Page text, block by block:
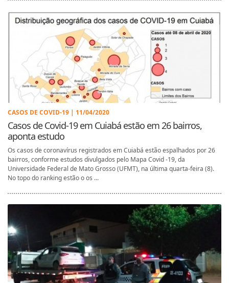
CASOS DE COVID-19 | 11/04/2020
Casos de Covid-19 em Cuiabá estão em 26 bairros,
aponta estudo
Os casos de coronavírus registrados em Cuiabá estão espalhados por 26
bairros, conforme estudos divulgados pelo Mapa Covid -19, da
Universidade Federal de Mato Grosso (UFMT), na última quarta-feira (8).
No topo do ranking estão o os ...